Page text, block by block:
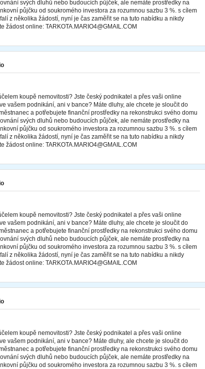
svých dluhů nebo budoucích půjček, ale nemáte prostředky na
půjčku od soukromého investora za rozumnou sazbu 3 %. s cílem
z několika žádostí, nyní je čas zaměřit se na tuto nabídku a nikdy
žádost online: TARKOTA.MARIO4@GMAIL.COM
koupě nemovitosti? Jste český podnikatel a přes vaši online
vašem podnikání, ani v bance? Máte dluhy, ale chcete je sloučit do
a potřebujete finanční prostředky na rekonstrukci svého domu
svých dluhů nebo budoucích půjček, ale nemáte prostředky na
půjčku od soukromého investora za rozumnou sazbu 3 %. s cílem
z několika žádostí, nyní je čas zaměřit se na tuto nabídku a nikdy
žádost online: TARKOTA.MARIO4@GMAIL.COM
koupě nemovitosti? Jste český podnikatel a přes vaši online
vašem podnikání, ani v bance? Máte dluhy, ale chcete je sloučit do
a potřebujete finanční prostředky na rekonstrukci svého domu
svých dluhů nebo budoucích půjček, ale nemáte prostředky na
půjčku od soukromého investora za rozumnou sazbu 3 %. s cílem
z několika žádostí, nyní je čas zaměřit se na tuto nabídku a nikdy
žádost online: TARKOTA.MARIO4@GMAIL.COM
koupě nemovitosti? Jste český podnikatel a přes vaši online
vašem podnikání, ani v bance? Máte dluhy, ale chcete je sloučit do
a potřebujete finanční prostředky na rekonstrukci svého domu
svých dluhů nebo budoucích půjček, ale nemáte prostředky na
půjčku od soukromého investora za rozumnou sazbu 3 %. s cílem